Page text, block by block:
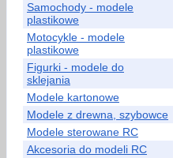
Samochody - modele
plastikowe
Motocykle - modele
plastikowe
Figurki - modele do
sklejania
Modele kartonowe
Modele z drewna, szybowce
Modele sterowane RC
Akcesoria do modeli RC